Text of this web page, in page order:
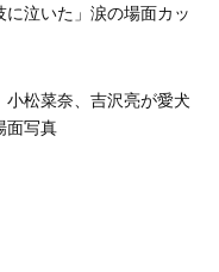
泣いた」涙の場面カッ
小松菜奈、吉沢亮が愛犬
面写真